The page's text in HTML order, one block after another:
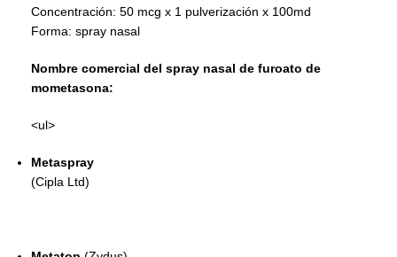
Concentración: 50 mcg x 1 pulverización x 100md
Forma: spray nasal
Nombre comercial del spray nasal de furoato de
mometasona:
<ul>
Metaspray
(Cipla Ltd)